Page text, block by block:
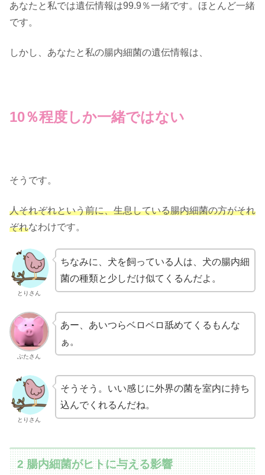
あなたと私では遺伝情報は99.9％一緒です。ほとんど一緒
です。
しかし、あなたと私の腸内細菌の遺伝情報は、
10％程度しか一緒ではない
そうです。
人それぞれという前に、生息している腸内細菌の方がそれ
ぞれなわけです。
とりさん
ちなみに、犬を飼っている人は、犬の腸内細
菌の種類と少しだけ似てくるんだよ。
ぶたさん
あー、あいつらベロベロ舐めてくるもんな
ぁ。
とりさん
そうそう。いい感じに外界の菌を室内に持ち
込んでくれるんだね。
2 腸内細菌がヒトに与える影響